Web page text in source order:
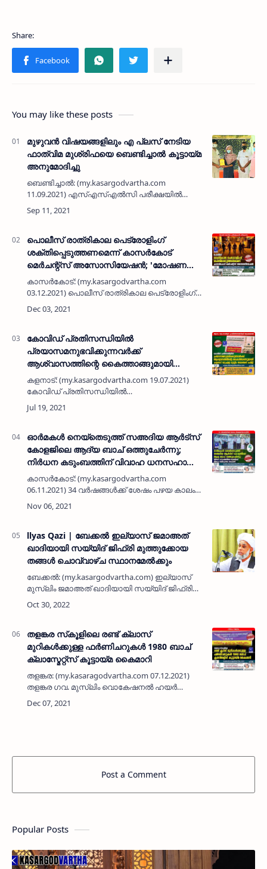
You may like these posts
മുഴുവൻ വിഷയങ്ങളിലും എ പ്ലസ് നേടിയ
ഫാത്വിമ മുശ്‌രിഫയെ ബെണ്ടിച്ചാൽ കൂട്ടായ്മ
അനുമോദിച്ചു
ബെണ്ടിച്ചാൽ: (my.kasargodvartha.com
11.09.2021) എസ്എസ്എൽസി പരീക്ഷയിൽ
മുഴുവൻ വിഷയങ്ങളിലും എ പ്ലസ് നേടിയ
ഫാത്വിമ മുശ്‌രിഫയെ ബെണ്ടിച്ചാൽ കൂട്ടായ്മ
പൊലീസ് രാത്രികാല പെട്രോളിംഗ്
ശക്തിപ്പെടുത്തണമെന്ന് കാസർകോട്
മെർചന്റ്സ് അസോസിയേഷൻ; 'മോഷണ
കേസിലെ പ്രതികളെ ഉടൻ പിടികൂടണം'
കാസർകോട്: (my.kasargodvartha.com
03.12.2021) പൊലീസ് രാത്രികാല പെട്രോളിംഗ്
ശക്തിപ്പെടുത്തണമെന്ന് കാസർകോട് മെർചന്റ്സ്
അസോസിയേഷൻ ആവശ്യപ്പെട്ടു. നഗരത്തിന്റെ
കോവിഡ് പ്രതിസന്ധിയിൽ
പ്രയാസമനുഭവിക്കുന്നവർക്ക്
ആശ്വാസത്തിന്റെ കൈത്താങ്ങുമായി
കളനാട് യുഎഇ മുസ്ലിം ജമാഅത് കമിറ്റി;
ആറാം ഘട്ട സാന്ത്വന പ്രവർത്തനങ്ങൾക്ക്
കളനാട്: (my.kasargodvartha.com 19.07.2021)
കോവിഡ് പ്രതിസന്ധിയിൽ
പ്രയാസമനുഭവിക്കുന്നവർക്ക് ആശ്വാസത്തിന്റെ
കൈത്താങ്ങുമായി കളനാട് യുഎഇ മുസ്ലിം
ഓർമകൾ നെയ്തെടുത്ത് സഅദിയ ആർട്സ്
കോളജിലെ ആദ്യ ബാച് ഒത്തുചേർന്നു;
നിർധന കടുംബത്തിന് വിവാഹ ധനസഹായം
കൈമാറി
കാസർകോട്: (my.kasargodvartha.com
06.11.2021) 34 വർഷങ്ങൾക്ക് ശേഷം പഴയ കാലം
ഓർത്തെടുത്ത് സഅദിയ ആർട്സ് കോളജ് 1987
ബാചിലെ സഹപാഠികൾ ആദ്യമായി
ആദ്യ ബാച…
llyas Qazi | ബേക്കല്‍ ഇല്യാസ് ജമാഅത്
ഖാദിയായി സയ്യിദ് ജിഫ്രി മുത്തുക്കോയ
തങ്ങള്‍ ചൊവ്വാഴ്ച സ്ഥാനമേല്‍ക്കും
ബേക്കല്‍: (my.kasargodvartha.com) ഇല്യാസ്
മുസ്ലിം ജമാഅത് ഖാദിയായി സയ്യിദ് ജിഫ്രി
മുത്തുക്കോയ തങ്ങള്‍ നവംബര്‍ ഒന്നിന്
സ്ഥാനമേല്‍ക്കും. വൈകീട്ട് നാല് മണിക്ക് ബേക്കല്‍
തളങ്കര സ്‌കൂളിലെ രണ്ട് ക്ലാസ്
മുറികൾക്കുള്ള ഫർണിചറുകൾ 1980 ബാച്
ക്ലാസ്മേറ്റ്സ് കൂട്ടായ്മ കൈമാറി
തളങ്കര: (my.kasaragodvartha.com 07.12.2021)
തളങ്കര ഗവ. മുസ്ലിം വൊകേഷനൽ ഹയർ
സെകൻഡറി സ്കൂളിന് നിർമിച്ച ഹൈടെക്
കെട്ടിടത്തിലെ രണ്ട് ക്ലാസ് മുറികളിലേക്കുള്ള
Post a Comment
Popular Posts